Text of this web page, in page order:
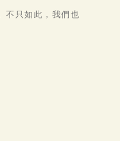
不只如此，我們也